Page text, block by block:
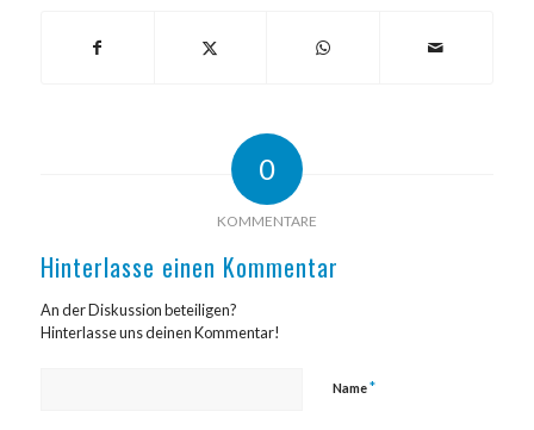
0
KOMMENTARE
Hinterlasse einen Kommentar
An der Diskussion beteiligen?
Hinterlasse uns deinen Kommentar!
Name*